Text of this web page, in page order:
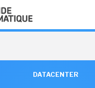
DATACENTER